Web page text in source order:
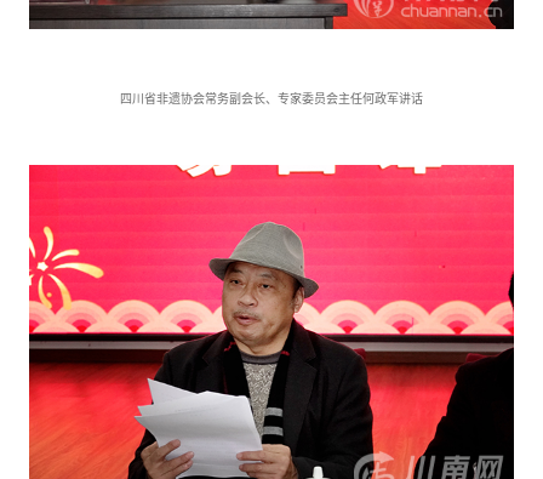
四川省非遗协会常务副会长、专家委员会主任何政军讲话